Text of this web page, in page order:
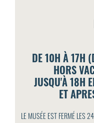
DE 10H À 17H
HORS
JUSQU'À 18H
ET
LE MUSÉE EST FERMÉ LES